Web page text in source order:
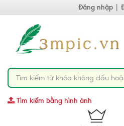
Đăng nhập
Tìm kiếm bằng hình ảnh